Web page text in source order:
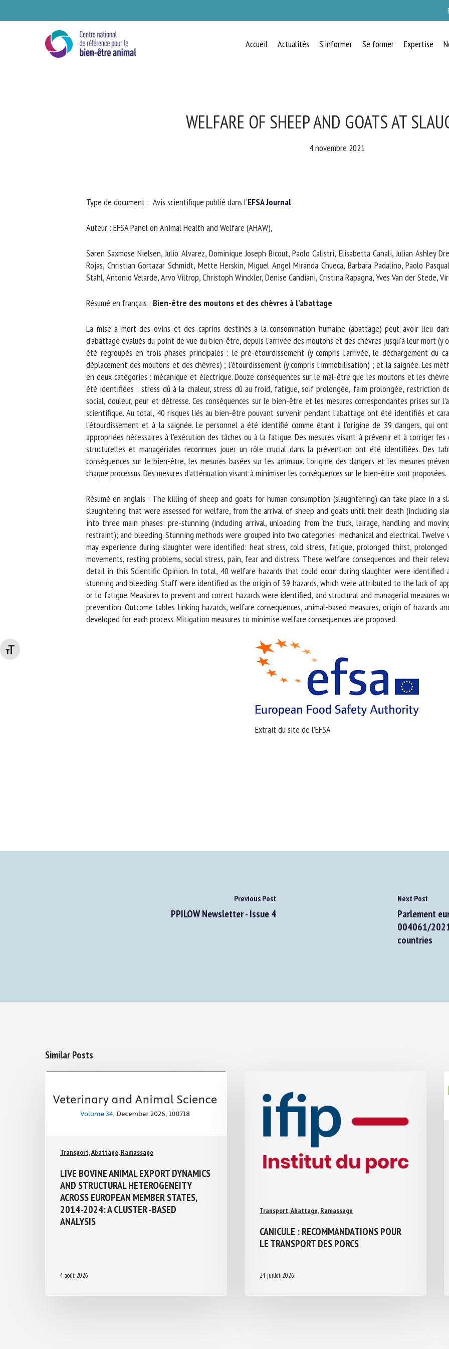
Changer la taille de la police
Accueil Actualités S’informer Se former Expertise
WELFARE OF SHEEP AND GOATS AT
4 novembre 2021
Type de document : Avis scientifique publié dans l’ EFSA Journal
Auteur : EFSA Panel on Animal Health and Welfare (AHAW),
Søren Saxmose Nielsen, Julio Alvarez, Dominique Joseph Bicout, Paolo Calistri, Elisabetta Canali, Julian Ashley
Rojas, Christian Gortazar Schmidt, Mette Herskin, Miguel Angel Miranda Chueca, Barbara Padalino, Paolo
Stahl, Antonio Velarde, Arvo Viltrop, Christoph Winckler, Denise Candiani, Cristina Rapagna, Yves Van der Stede,
Résumé en français : Bien-être des moutons et des chèvres à l’abattage
La mise à mort des ovins et des caprins destinés à la consommation humaine (abattage) peut avoir lieu
d’abattage évalués du point de vue du bien-être, depuis l’arrivée des moutons et des chèvres jusqu’à leur mort (y
été regroupés en trois phases principales : le pré-étourdissement (y compris l’arrivée, le déchargement du
déplacement des moutons et des chèvres) ; l’étourdissement (y compris l’immobilisation) ; et la saignée. Les
en deux catégories : mécanique et électrique. Douze conséquences sur le mal-être que les moutons et les
été identifiées : stress dû à la chaleur, stress dû au froid, fatigue, soif prolongée, faim prolongée, restriction
social, douleur, peur et détresse. Ces conséquences sur le bien-être et les mesures correspondantes prises sur
scientifique. Au total, 40 risques liés au bien-être pouvant survenir pendant l’abattage ont été identifiés et
l’étourdissement et à la saignée. Le personnel a été identifié comme étant à l’origine de 39 dangers, qui
appropriées nécessaires à l’exécution des tâches ou à la fatigue. Des mesures visant à prévenir et à corriger
structurelles et managériales reconnues jouer un rôle crucial dans la prévention ont été identifiées. Des
conséquences sur le bien-être, les mesures basées sur les animaux, l’origine des dangers et les mesures
chaque processus. Des mesures d’atténuation visant à minimiser les conséquences sur le bien-être sont proposées.
Résumé en anglais : The killing of sheep and goats for human consumption (slaughtering) can take place in a
slaughtering that were assessed for welfare, from the arrival of sheep and goats until their death (including
into three main phases: pre-stunning (including arrival, unloading from the truck, lairage, handling and
restraint); and bleeding. Stunning methods were grouped into two categories: mechanical and electrical. Twelve
may experience during slaughter were identified: heat stress, cold stress, fatigue, prolonged thirst,
movements, resting problems, social stress, pain, fear and distress. These welfare consequences and their
detail in this Scientific Opinion. In total, 40 welfare hazards that could occur during slaughter were identified
stunning and bleeding. Staff were identified as the origin of 39 hazards, which were attributed to the lack of
or to fatigue. Measures to prevent and correct hazards were identified, and structural and managerial measures
prevention. Outcome tables linking hazards, welfare consequences, animal-based measures, origin of hazards
developed for each process. Mitigation measures to minimise welfare consequences are proposed.
Extrait du site de l’EFSA
Previous Post
PPILOW Newsletter - Issue 4
Next Post
Parlement
004061/
countries
Similar Posts
Transport, Abattage, Ramassage
LIVE BOVINE ANIMAL EXPORT
DYNAMICS AND STRUCTURAL
HETEROGENEITY ACROSS EUROPEAN
MEMBER STATES, 2014-2024: A
CLUSTER -BASED ANALYSIS
4 août 2026
Transport, Abattage, Ramassage
CANICULE : RECOMMANDATIONS POUR
LE TRANSPORT DES PORCS
24 juillet 2026
BIEN-ÊTRE ANIMAL
Veuillez remplir le formulaire ci-dessous pour vous inscrire à notre newsletter :
Organisme
E-mail *
En soumettant ce formulaire, j'accepte que les informations saisies soient
utilisées dans le cadre de la relation avec le CNR BEA. *
Les champs suivis de * sont obligatoires